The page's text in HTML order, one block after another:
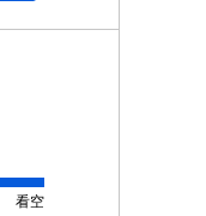
看空